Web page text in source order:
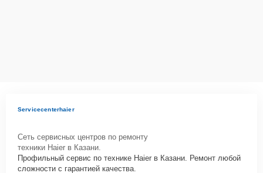
Servicecenterhaier
Сеть сервисных центров по ремонту
техники Haier в Казани.
Профильный сервис по технике Haier в Казани. Ремонт любой
сложности с гарантией качества.